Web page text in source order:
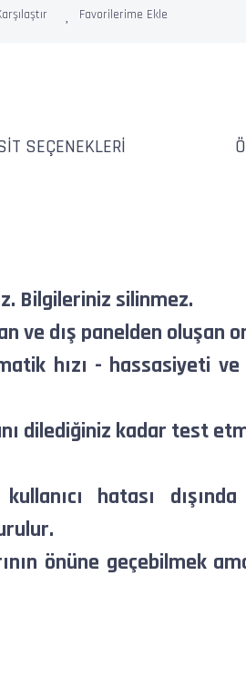
SEÇENEKLERI
Bilgileriniz silinmez.
ve dış panelden oluşan
hızı - hassasiyeti
dilediğiniz kadar test
hatası
önüne geçebilmek